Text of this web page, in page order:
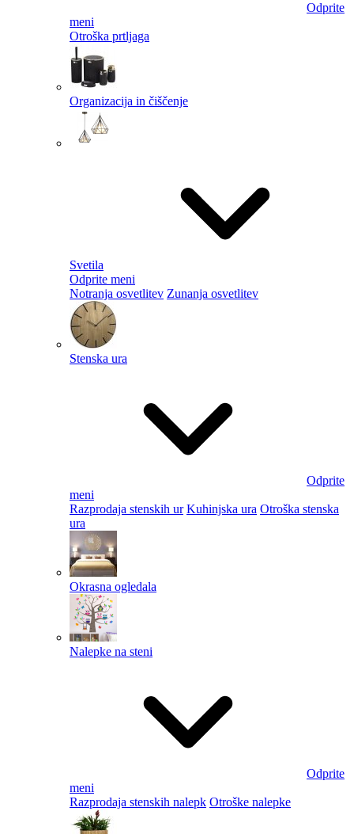
Odprite
meni
Otroška prtljaga
Organizacija in čiščenje
Svetila
Odprite meni
Notranja osvetlitev Zunanja osvetlitev
Stenska ura
Odprite
meni
Razprodaja stenskih ur Kuhinjska ura Otroška stenska
ura
Okrasna ogledala
Nalepke na steni
Odprite
meni
Razprodaja stenskih nalepk Otroške nalepke